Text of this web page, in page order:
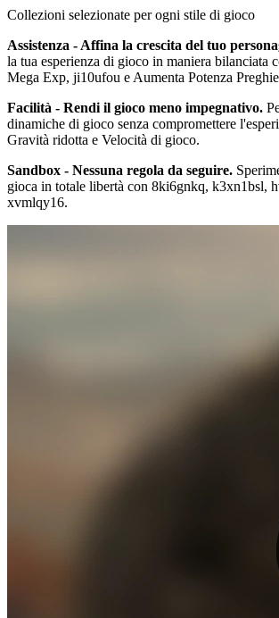
Collezioni selezionate per ogni stile di gioco
Assistenza - Affina la crescita del tuo
la tua esperienza di gioco in maniera bilanciata
Mega Exp, ji10ufou e Aumenta Potenza
Facilità - Rendi il gioco meno impegnativo.
dinamiche di gioco senza compromettere
Gravità ridotta e Velocità di gioco.
Sandbox - Nessuna regola da seguire.
gioca in totale libertà con 8ki6gnkq, k3xn1bsl,
xvmlqy16.